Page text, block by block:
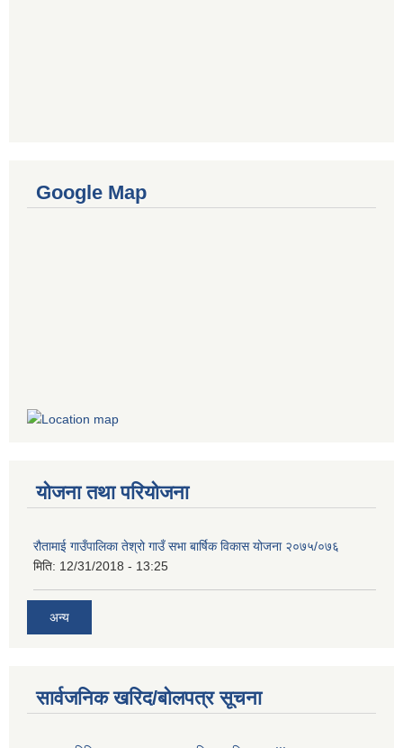
Google Map
योजना तथा परियोजना
रौतामाई गाउँपालिका तेश्रो गाउँ सभा बार्षिक विकास योजना २०७५/०७६
मिति: 12/31/2018 - 13:25
अन्य
सार्वजनिक खरिद/बोलपत्र सूचना